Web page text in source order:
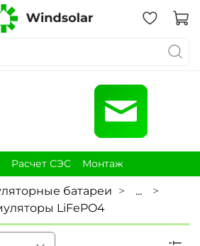
Расчет СЭС Монтаж
батареи
...
LiFePO4